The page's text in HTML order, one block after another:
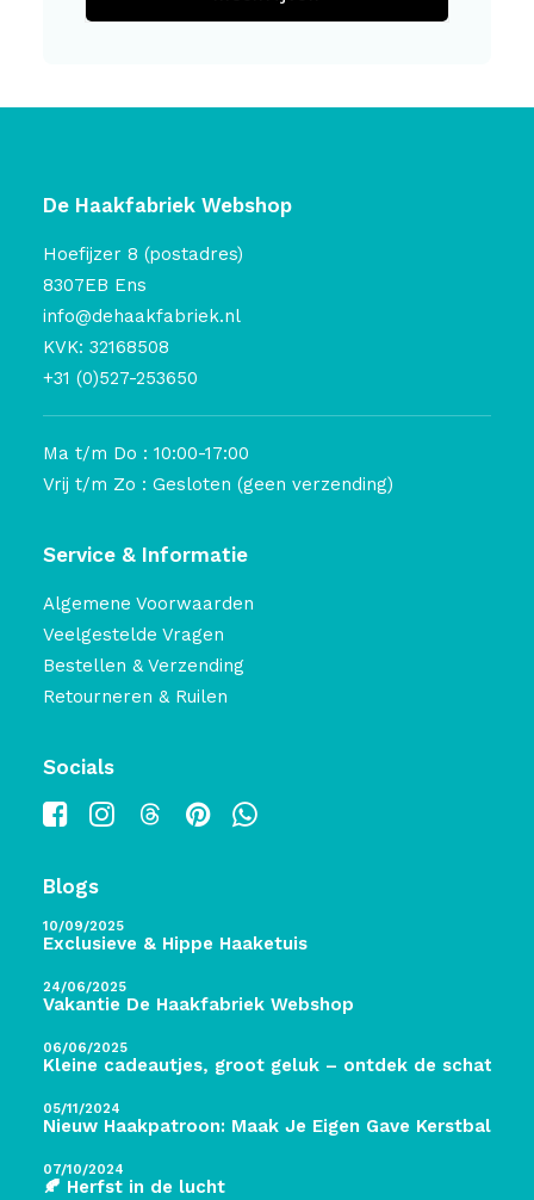
De Haakfabriek Webshop
Hoefijzer 8 (postadres)
8307EB Ens
info@dehaakfabriek.nl
KVK: 32168508
+31 (0)527-253650
Ma t/m Do : 10:00-17:00
Vrij t/m Zo : Gesloten (geen verzending)
Service & Informatie
Algemene Voorwaarden
Veelgestelde Vragen
Bestellen & Verzending
Retourneren & Ruilen
Socials
Blogs
10/09/2025
Exclusieve & Hippe Haaketuis
24/06/2025
Vakantie De Haakfabriek Webshop
06/06/2025
Kleine cadeautjes, groot geluk – ontdek de schatten
05/11/2024
Nieuw Haakpatroon: Maak Je Eigen Gave Kerstballen!
07/10/2024
🍂 Herfst in de lucht